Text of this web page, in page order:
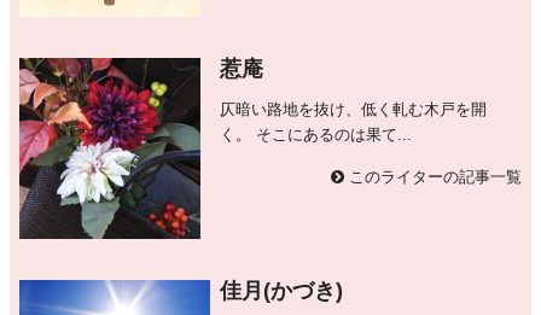
惹庵
仄暗い路地を抜け、低く軋む木戸を開
く。 そこにあるのは果て...
このライターの記事一覧
佳月(かづき)